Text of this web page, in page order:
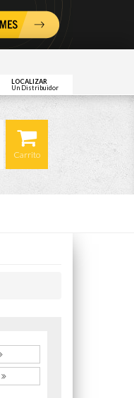
LOCALIZAR
Un Distribuidor
Carrito